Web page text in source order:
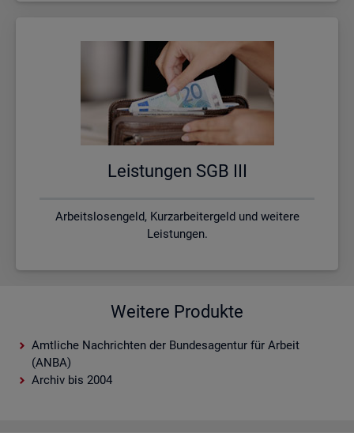
Leis­tun­gen SGB III
Arbeitslosengeld, Kurzarbeitergeld und weitere
Leistungen.
Weitere Produkte
Amtliche Nachrichten der Bundesagentur für Arbeit
(ANBA)
Archiv bis 2004